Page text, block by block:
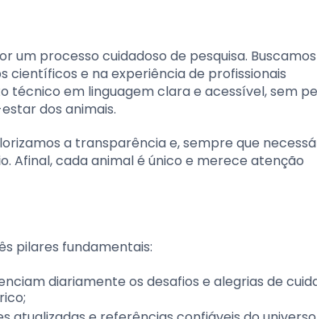
um processo cuidadoso de pesquisa. Buscamos
científicos e na experiência de profissionais
técnico em linguagem clara e acessível, sem
dos animais.
a transparência e, sempre que
Afinal, cada animal é único e merece atenção
pilares fundamentais:
diariamente os desafios e alegrias de